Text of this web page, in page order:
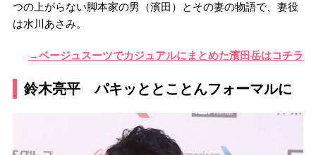
つの上がらない脚本家の男（濱田）とその妻の物語で、妻役
は水川あさみ。
→ベージュスーツでカジュアルにまとめた濱田岳はコチラ
鈴木亮平 パキッととことんフォーマルに